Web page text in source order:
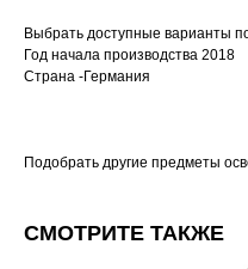
Выбрать доступные варианты
Год начала производства 2018
Страна -Германия
Подобрать другие предметы
СМОТРИТЕ ТАКЖЕ